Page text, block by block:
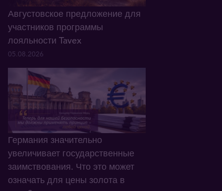
Августовское предложение для
участников программы
лояльности Tavex
05.08.2026
Германия значительно
увеличивает государственные
заимствования. Что это может
означать для цены золота в